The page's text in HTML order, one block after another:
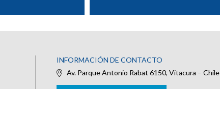
INFORMACIÓN DE CONTACTO
Av. Parque Antonio Rabat 6150, Vitacura – Chile